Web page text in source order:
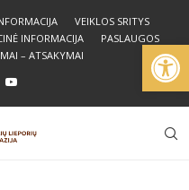
VEIKLOS SRITYS
INFORMACIJA
PASLAUGOS
– ATSAKYMAI